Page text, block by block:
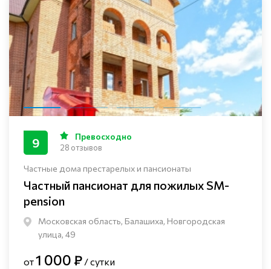
Частные дома престарелых и пансионаты
Частный пансионат для пожилых SM-
pension
Московская область, Балашиха, Новгородская
улица, 49
9 Превосходно
28 отзывов
от1 000 ₽ / сутки